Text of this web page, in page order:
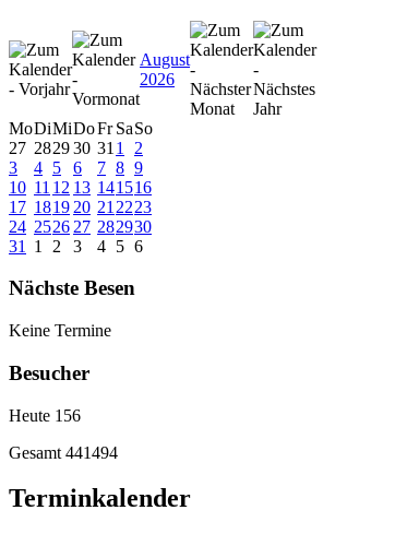
August
2026
MoDiMiDoFr SaSo
27 282930 31 1
2
3
4 5 6 7 8 9
10 11 12 13 141516
17 1819 20 21 2223
24 2526 27 282930
31
1 2 3 4 5 6
Nächste Besen
Keine Termine
Besucher
Heute 156
Gesamt 441494
Terminkalender